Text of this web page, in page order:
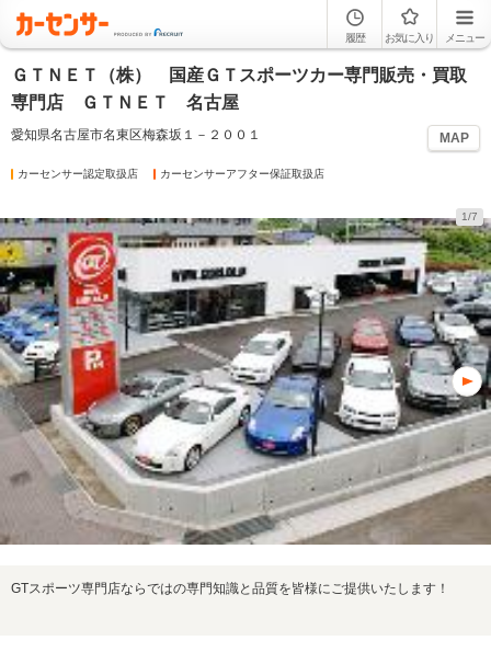
履歴 お気に入り メニュー
ＧＴＮＥＴ（株） 国産ＧＴスポーツカー専門販売・買取
専門店 ＧＴＮＥＴ 名古屋
愛知県名古屋市名東区梅森坂１－２００１ MAP
カーセンサー認定取扱店 カーセンサーアフター保証取扱店
1/7
GTスポーツ専門店ならではの専門知識と品質を皆様にご提供いたします！